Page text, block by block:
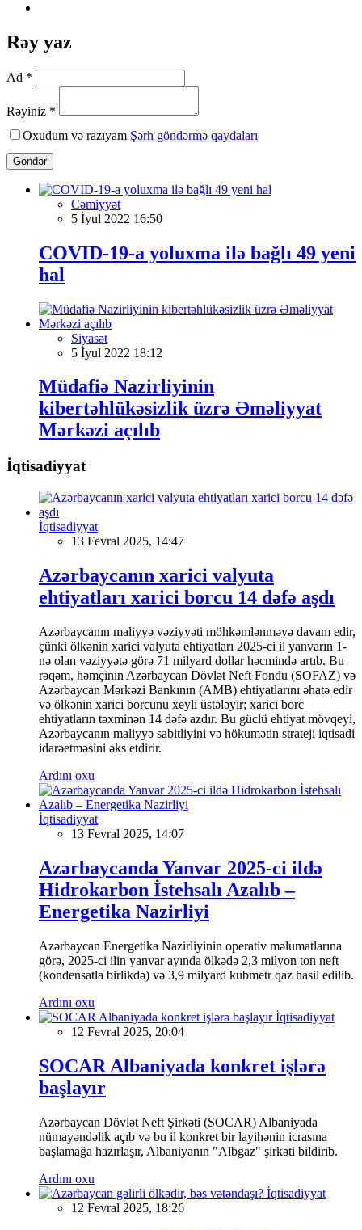
Rəy yaz
Ad *
Rəyiniz *
Oxudum və razıyam Şərh göndərmə qaydaları
Göndər
Cəmiyyət
5 İyul 2022 16:50
COVID-19-a yoluxma ilə bağlı 49 yeni
hal
Siyasət
5 İyul 2022 18:12
Müdafiə Nazirliyinin
kibertəhlükəsizlik üzrə Əməliyyat
Mərkəzi açılıb
İqtisadiyyat
İqtisadiyyat
13 Fevral 2025, 14:47
Azərbaycanın xarici valyuta
ehtiyatları xarici borcu 14 dəfə aşdı
Azərbaycanın maliyyə vəziyyəti möhkəmlənməyə davam edir,
çünki ölkənin xarici valyuta ehtiyatları 2025-ci il yanvarın 1-
nə olan vəziyyətə görə 71 milyard dollar həcmində artıb. Bu
rəqəm, həmçinin Azərbaycan Dövlət Neft Fondu (SOFAZ) və
Azərbaycan Mərkəzi Bankının (AMB) ehtiyatlarını əhatə edir
və ölkənin xarici borcunu xeyli üstələyir; xarici borc
ehtiyatların təxminən 14 dəfə azdır. Bu güclü ehtiyat mövqeyi,
Azərbaycanın maliyyə sabitliyini və hökumətin strateji iqtisadi
idarəetməsini əks etdirir.
Ardını oxu
İqtisadiyyat
13 Fevral 2025, 14:07
Azərbaycanda Yanvar 2025-ci ildə
Hidrokarbon İstehsalı Azalıb –
Energetika Nazirliyi
Azərbaycan Energetika Nazirliyinin operativ məlumatlarına
görə, 2025-ci ilin yanvar ayında ölkədə 2,3 milyon ton neft
(kondensatla birlikdə) və 3,9 milyard kubmetr qaz hasil edilib.
Ardını oxu
İqtisadiyyat
12 Fevral 2025, 20:04
SOCAR Albaniyada konkret işlərə
başlayır
Azərbaycan Dövlət Neft Şirkəti (SOCAR) Albaniyada
nümayəndəlik açıb və bu il konkret bir layihənin icrasına
başlamağa hazırlaşır, Albaniyanın "Albgaz" şirkəti bildirib.
Ardını oxu
İqtisadiyyat
12 Fevral 2025, 18:26